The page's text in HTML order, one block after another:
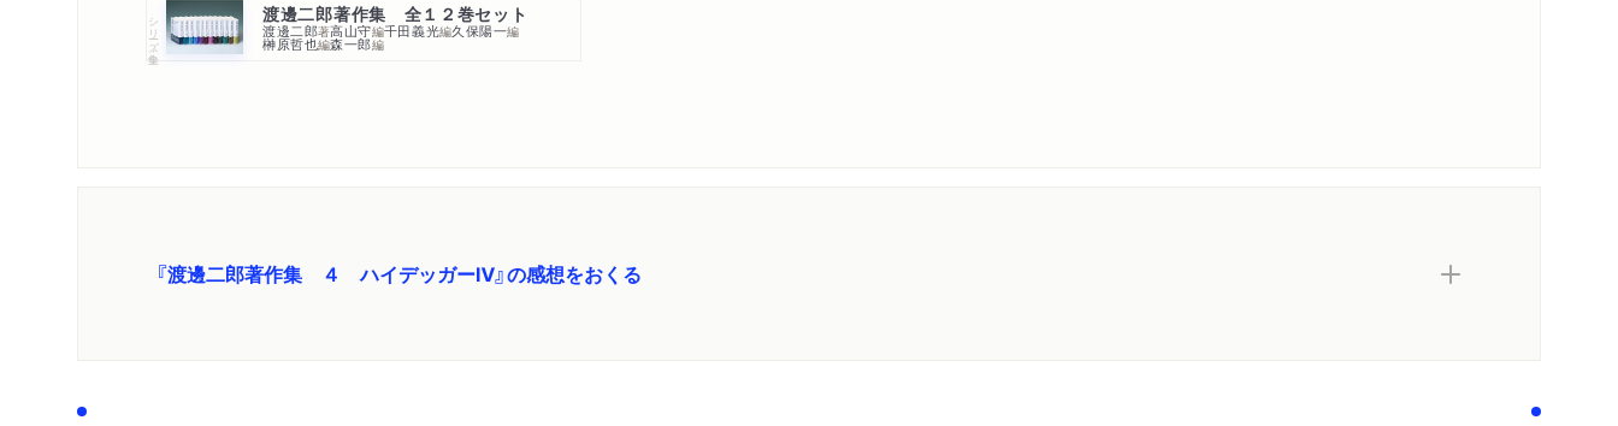
シリーズ・全集 渡邊二郎著作集 全１２巻セット
渡邊二郎著高山守編千田義光編久保陽一編
榊原哲也編森一郎編
『渡邊二郎著作集 ４ ハイデッガーⅣ』の感想をおくる